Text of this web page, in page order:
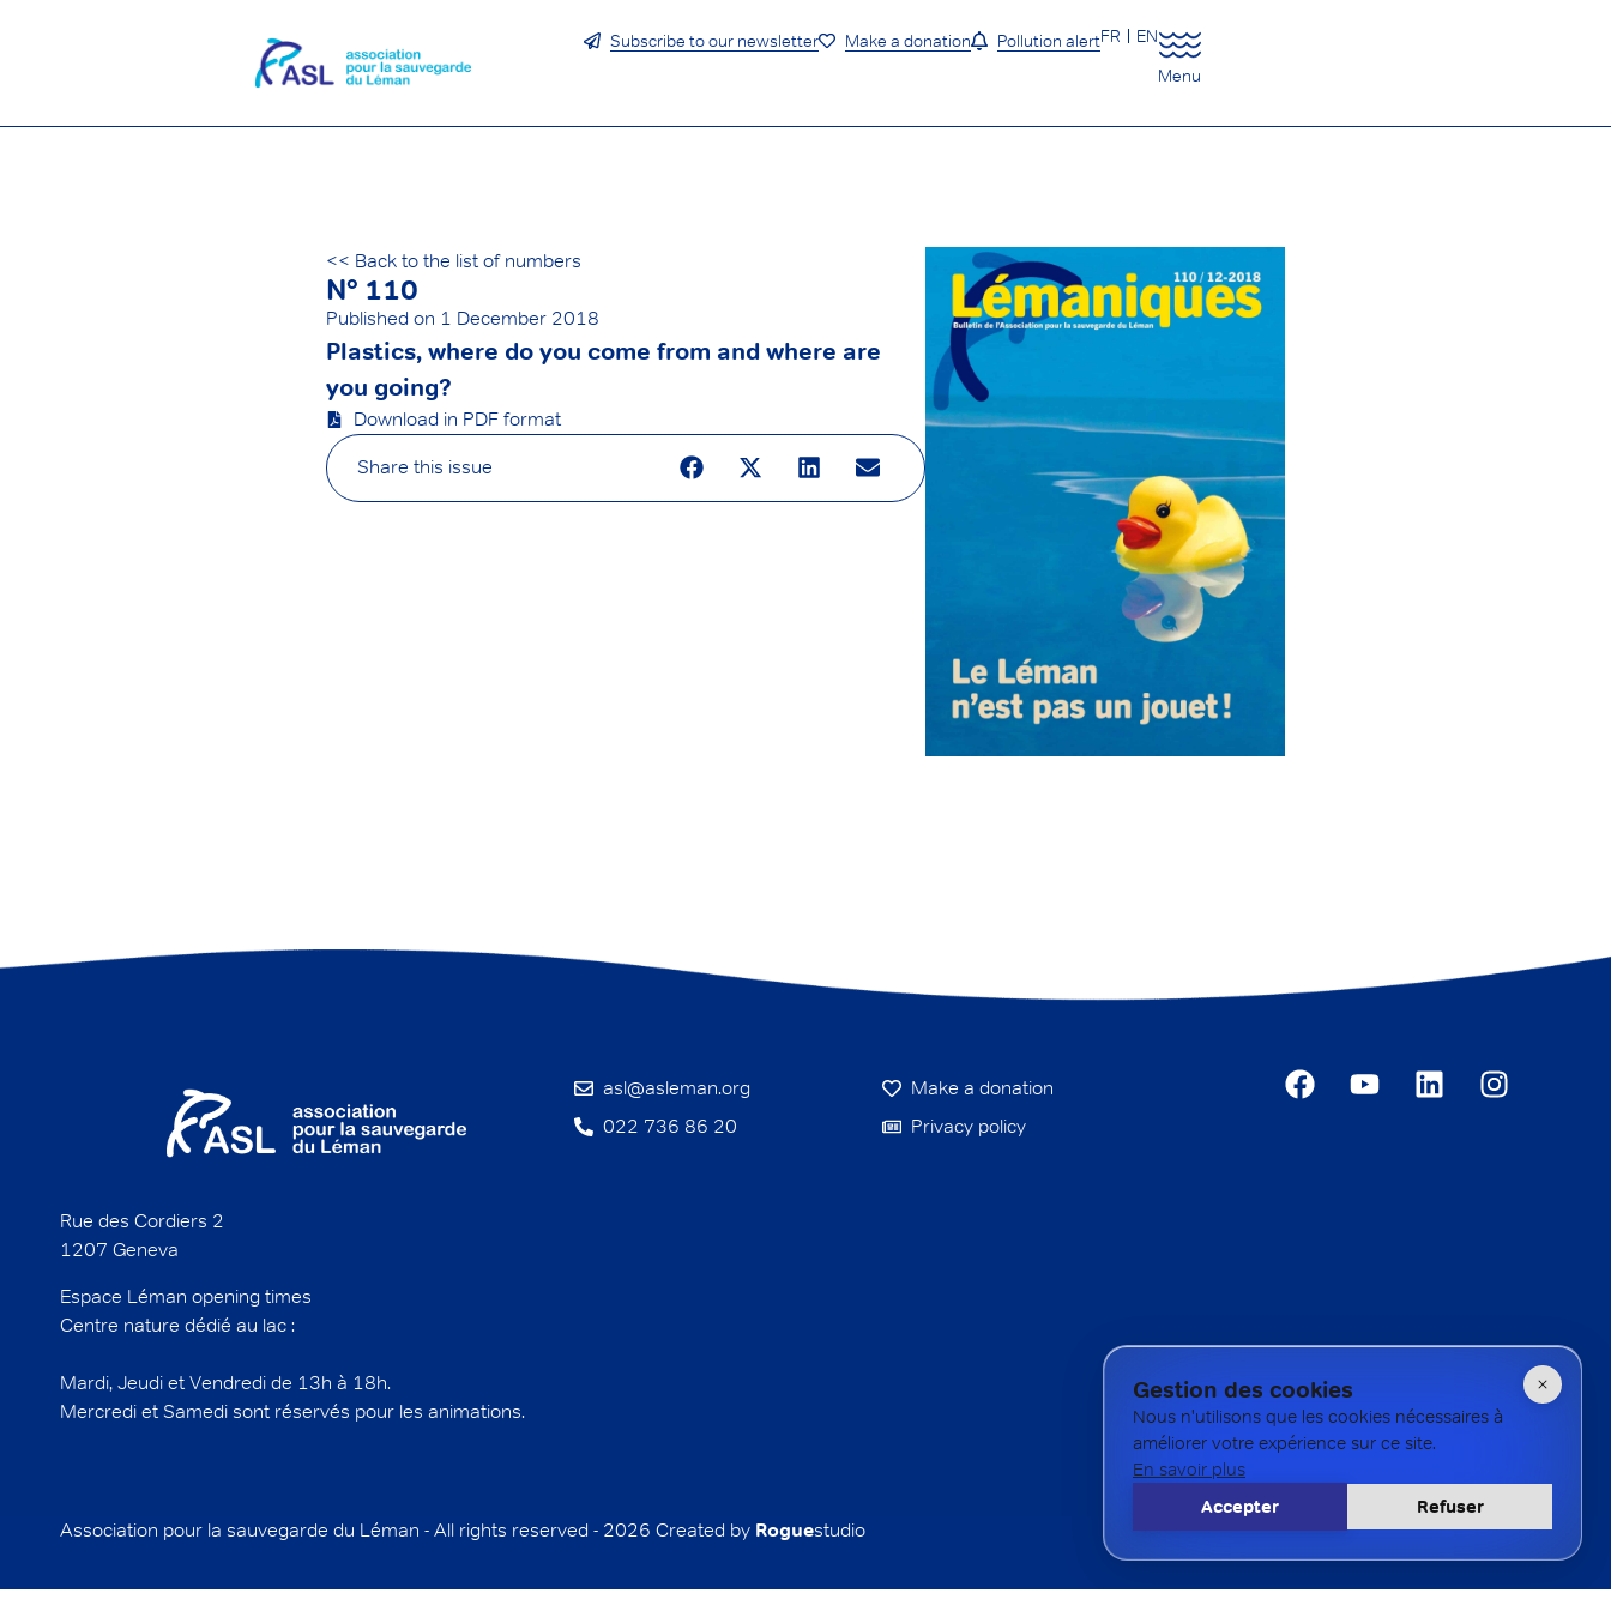
Subscribe to our newsletter Make a donation Pollution alertFR
EN
Menu
<< Back to the list of numbers
N° 110
Published on 1 December 2018
Plastics, where do you come from and where are
you going?
Download in PDF format
Share this issue
Rue des Cordiers 2
1207 Geneva
Espace Léman opening times
Centre nature dédié au lac :
Mardi, Jeudi et Vendredi de 13h à 18h.
Mercredi et Samedi sont réservés pour les animations.
asl@asleman.org
022 736 86 20
Make a donation
Privacy policy
Association pour la sauvegarde du Léman - All rights reserved - 2026 Created by Roguestudio
Gestion des cookies
Nous n'utilisons que les cookies nécessaires à
améliorer votre expérience sur ce site.
En savoir plus
Accepter Refuser